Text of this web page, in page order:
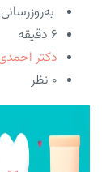
به‌روزرسانی: ۱۴۰۳/۰۳/
6 دقیقه
دکتر
۰ نظر